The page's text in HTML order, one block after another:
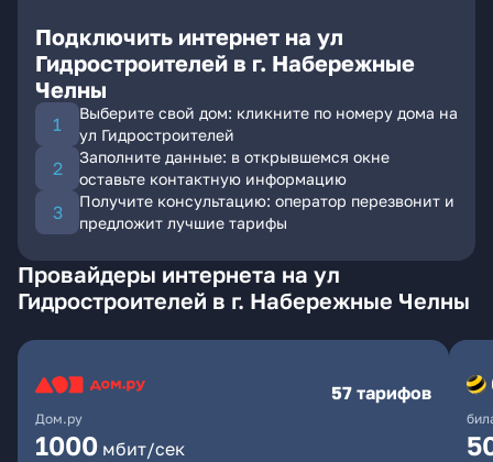
Подключить интернет на ул
Гидростроителей в г. Набережные
Челны
Выберите свой дом: кликните по номеру дома на
ул Гидростроителей
Заполните данные: в открывшемся окне
оставьте контактную информацию
Получите консультацию: оператор перезвонит и
предложит лучшие тарифы
Провайдеры интернета на ул
Гидростроителей в г. Набережные Челны
Дом.ру
57 тарифов
1000 мбит/сек